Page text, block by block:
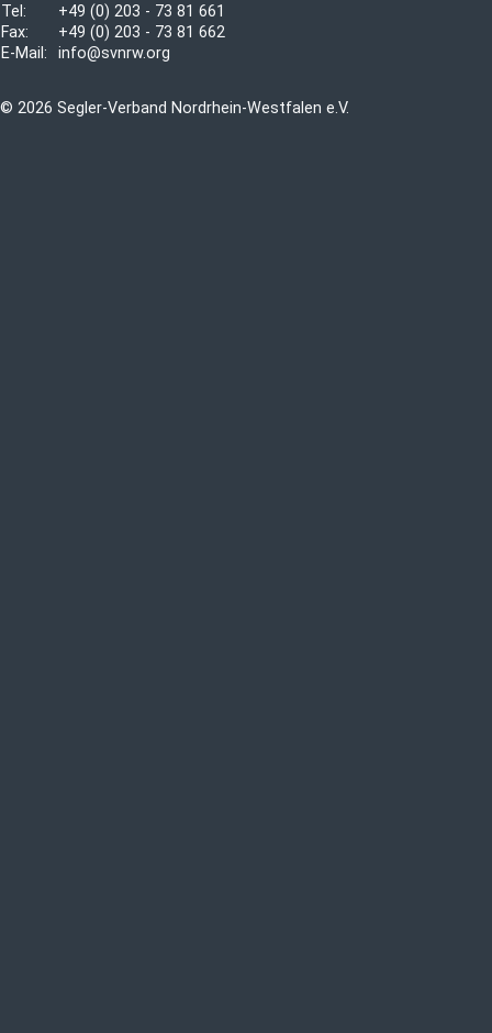
Tel:
+49 (0) 203 - 73 81 661
Fax:
+49 (0) 203 - 73 81 662
E-Mail:
info@svnrw.org
© 2026 Segler-Verband Nordrhein-Westfalen e.V.